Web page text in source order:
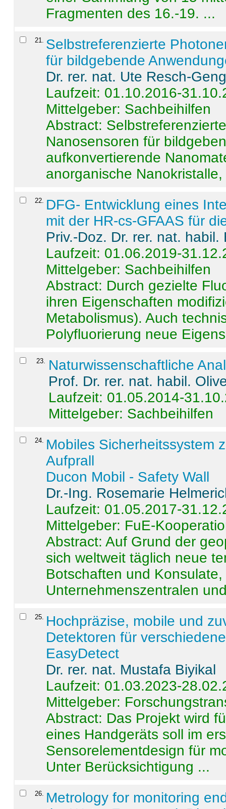
Fragmenten des 16.-19. ...
21
Selbstreferenzierte
für bildgebende
Dr. rer. nat. Ute Resch-
Laufzeit: 01.10.2016-
Mittelgeber: Sachbeihilfen
Abstract:
Nanosensoren für
aufkonvertierende
anorganische
22
DFG- Entwicklung eines
mit der HR-cs-GFAAS für
Priv.-Doz. Dr. rer. nat.
Laufzeit: 01.06.2019-
Mittelgeber: Sachbeihilfen
Abstract: Durch gezielte
ihren Eigenschaften
Metabolismus). Auch
Polyfluorierung neue
23. Naturwissenschaftliche
Prof. Dr. rer. nat. habil.
Laufzeit: 01.05.2014-
Mittelgeber: Sachbeihilfen
24. Mobiles Sicherheitssystem
Aufprall
Ducon Mobil - Safety Wall
Dr.-Ing. Rosemarie
Laufzeit: 01.05.2017-
Mittelgeber: FuE-
Abstract:Auf Grund der
sich weltweit täglich neue
Botschaften und
Unternehmenszentralen
25. Hochpräzise, mobile und
Detektoren für
EasyDetect
Dr. rer. nat. Mustafa Biyikal
Laufzeit: 01.03.2023-
Mittelgeber:
Abstract: Das Projekt wird
eines Handgeräts soll im
Sensorelementdesign für
Unter Berücksichtigung ...
26. Metrology for monitoring